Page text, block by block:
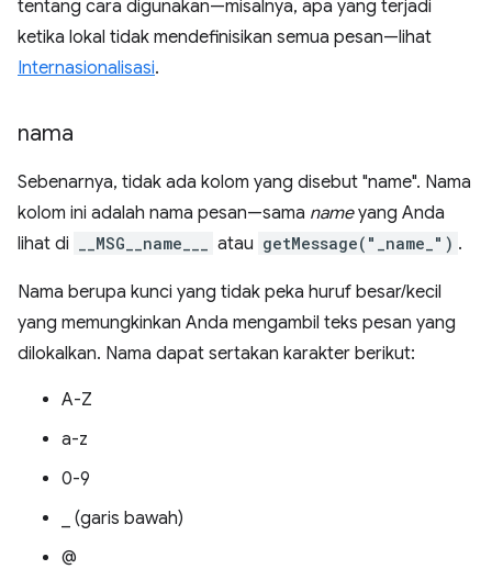
tentang cara digunakan—misalnya, apa yang terjadi
ketika lokal tidak mendefinisikan semua pesan—lihat
Internasionalisasi.
nama
Sebenarnya, tidak ada kolom yang disebut "name". Nama
kolom ini adalah nama pesan—sama nameyang Anda
lihat di
__MSG__name___ atau getMessage("_name_") .
Nama berupa kunci yang tidak peka huruf besar/kecil
yang memungkinkan Anda mengambil teks pesan yang
dilokalkan. Nama dapat sertakan karakter berikut:
A-Z
a-z
0-9
_ (garis bawah)
@